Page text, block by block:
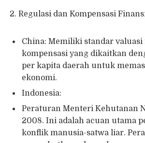
2. Regulasi dan Kompensasi
China: Memiliki standar
kompensasi yang dikaitkan
per kapita daerah untuk
ekonomi.
Indonesia:
Peraturan Menteri Kehutanan
2008. Ini adalah acuan utama
konflik manusia-satwa liar.